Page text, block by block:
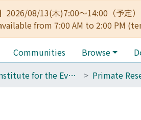
】2026/08/13(木)7:00～14:00（予
from 7:00 AM to 2:00 PM
Communities Browse
450_Institute for the Evolutionary Origins of Human Behavior Primate